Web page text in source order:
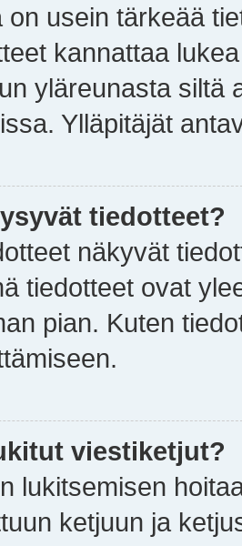
on usein tärkeää
kannattaa
yläreunasta siltä
Ylläpitäjät
tiedotteet?
näkyvät
tiedotteet ovat
pian. Kuten
viestiketjut?
lukitsemisen
ketjuun ja